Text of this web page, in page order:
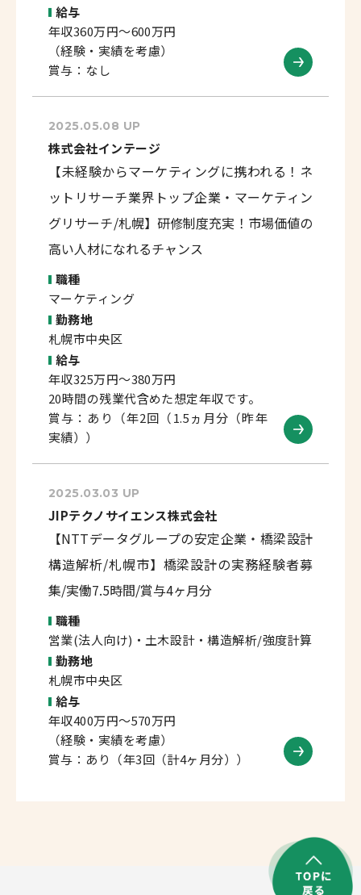
給与
年収360万円～600万円
（経験・実績を考慮）
賞与：なし
2025.05.08 UP
株式会社インテージ
【未経験からマーケティングに携われる！ネ
ットリサーチ業界トップ企業・マーケティン
グリサーチ/札幌】研修制度充実！市場価値の
高い人材になれるチャンス
職種
マーケティング
勤務地
札幌市中央区
給与
年収325万円～380万円
20時間の残業代含めた想定年収です。
賞与：あり（年2回（1.5ヵ月分（昨年
実績））
2025.03.03 UP
JIPテクノサイエンス株式会社
【NTTデータグループの安定企業・橋梁設計
構造解析/札幌市】橋梁設計の実務経験者募
集/実働7.5時間/賞与4ヶ月分
職種
営業(法人向け)・土木設計・構造解析/強度計算
勤務地
札幌市中央区
給与
年収400万円～570万円
（経験・実績を考慮）
賞与：あり（年3回（計4ヶ月分））